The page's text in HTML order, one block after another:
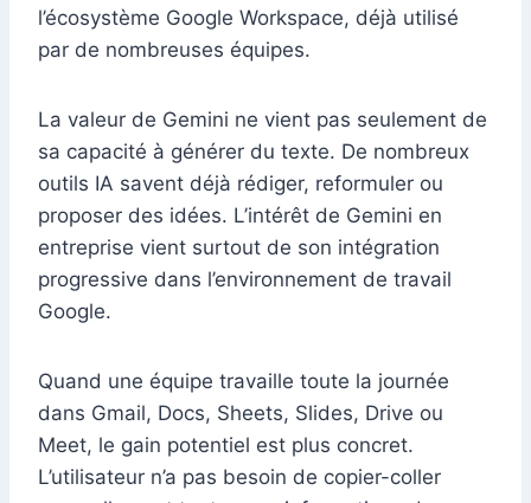
l’écosystème Google Workspace, déjà utilisé
par de nombreuses équipes.
La valeur de Gemini ne vient pas seulement de
sa capacité à générer du texte. De nombreux
outils IA savent déjà rédiger, reformuler ou
proposer des idées. L’intérêt de Gemini en
entreprise vient surtout de son intégration
progressive dans l’environnement de travail
Google.
Quand une équipe travaille toute la journée
dans Gmail, Docs, Sheets, Slides, Drive ou
Meet, le gain potentiel est plus concret.
L’utilisateur n’a pas besoin de copier-coller